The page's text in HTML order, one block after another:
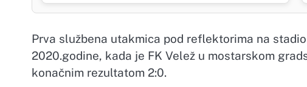
Prva službena utakmica pod reflektorima na
2020.godine, kada je FK Velež u mostarskom
konačnim rezultatom 2:0.